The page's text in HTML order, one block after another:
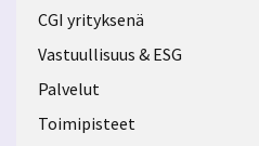
Useful
links
FINLAND
CGI yrityksenä
Vastuullisuus & ESG
Palvelut
Toimipisteet